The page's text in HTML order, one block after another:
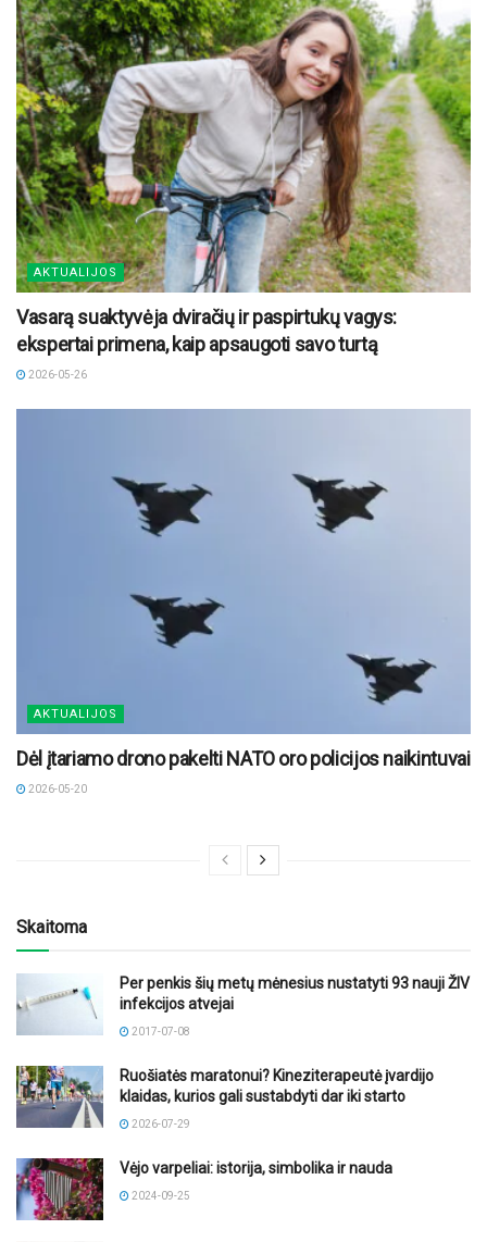
AKTUALIJOS
Vasarą suaktyvėja dviračių ir paspirtukų vagys:
ekspertai primena, kaip apsaugoti savo turtą
2026-05-26
AKTUALIJOS
Dėl įtariamo drono pakelti NATO oro policijos naikintuvai
2026-05-20
Skaitoma
Per penkis šių metų mėnesius nustatyti 93 nauji ŽIV
infekcijos atvejai
2017-07-08
Ruošiatės maratonui? Kineziterapeutė įvardijo
klaidas, kurios gali sustabdyti dar iki starto
2026-07-29
Vėjo varpeliai: istorija, simbolika ir nauda
2024-09-25